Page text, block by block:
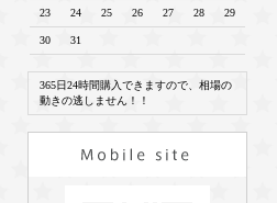
23 24 25 26 27 28 29
30 31
365日24時間購入できますので、相場の
動きの逃しません！！